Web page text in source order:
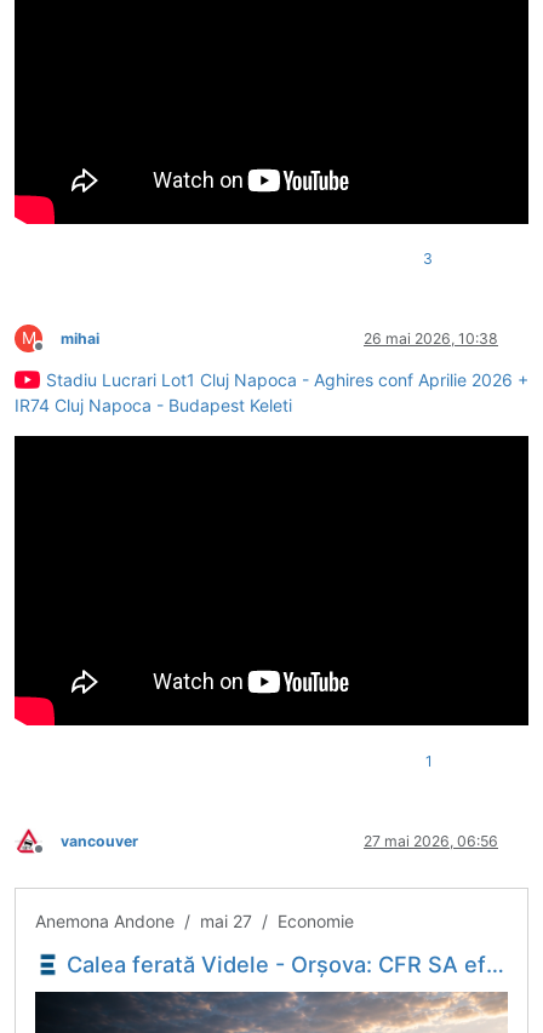
3
M
Deconectat
mihai 26 mai 2026, 10:38
Stadiu Lucrari Lot1 Cluj Napoca - Aghires conf Aprilie 2026 +
IR74 Cluj Napoca - Budapest Keleti
1
Deconectat
vancouver 27 mai 2026, 06:56
Anemona Andone / mai 27 / Economie
Calea ferată Videle - Orșova: CFR SA efectuează testele finale la viaductul Cârcea - Economica.net